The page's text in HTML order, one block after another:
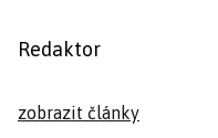
Redaktor
zobrazit články